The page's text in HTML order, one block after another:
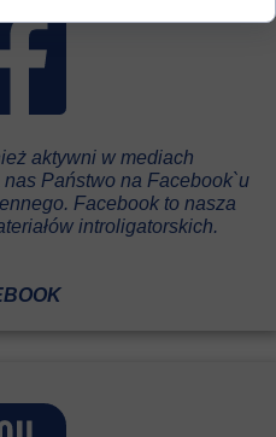
aktywni w mediach
Państwo na Facebook`u
Facebook to nasza
introligatorskich.